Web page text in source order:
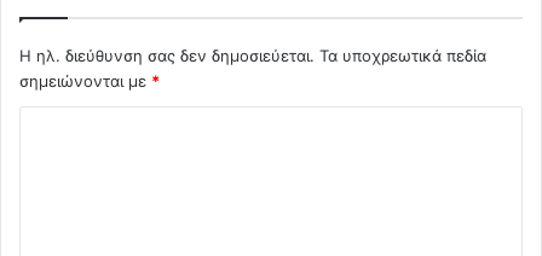
Η ηλ. διεύθυνση σας δεν δημοσιεύεται. Τα υποχρεωτικά πεδία
σημειώνονται με *